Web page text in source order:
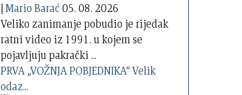
|Mario Barać 05. 08. 2026
Veliko zanimanje pobudio je rijedak
ratni video iz 1991. u kojem se
pojavljuju pakrački ...
PRVA „VOŽNJA POBJEDNIKA“ Velik
odaz...